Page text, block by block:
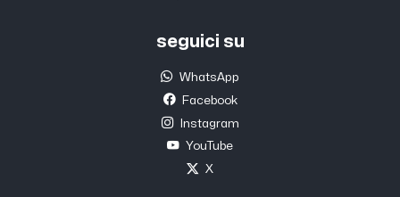
seguici su
WhatsApp
Facebook
Instagram
YouTube
X